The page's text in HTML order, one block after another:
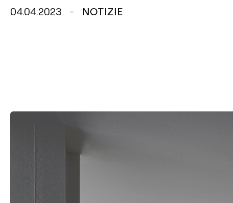
04.04.2023 NOTIZIE